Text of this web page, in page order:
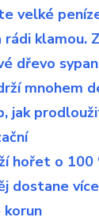
velké
rádi klamou.
dřevo
mnohem
jak
hořet o 100
dostane